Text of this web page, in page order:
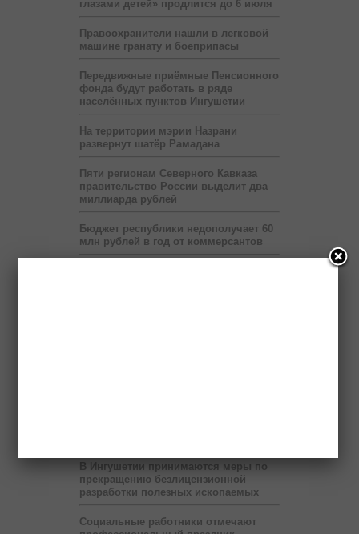
глазами детей» продлится до 6 июля
Правоохранители нашли в легковой
машине гранату и боеприпасы
Передвижные приёмные Пенсионного
фонда будут работать в ряде
населённых пунктов Ингушетии
На территории мэрии Назрани
развернут шатёр Рамадана
Пяти регионам Северного Кавказа
правительство России выделит два
миллиарда рублей
Бюджет республики недополучает 60
млн рублей в год от коммерсантов
В Ингушетии принимаются меры по
прекращению безлицензионной
разработки полезных ископаемых
Социальные работники отмечают